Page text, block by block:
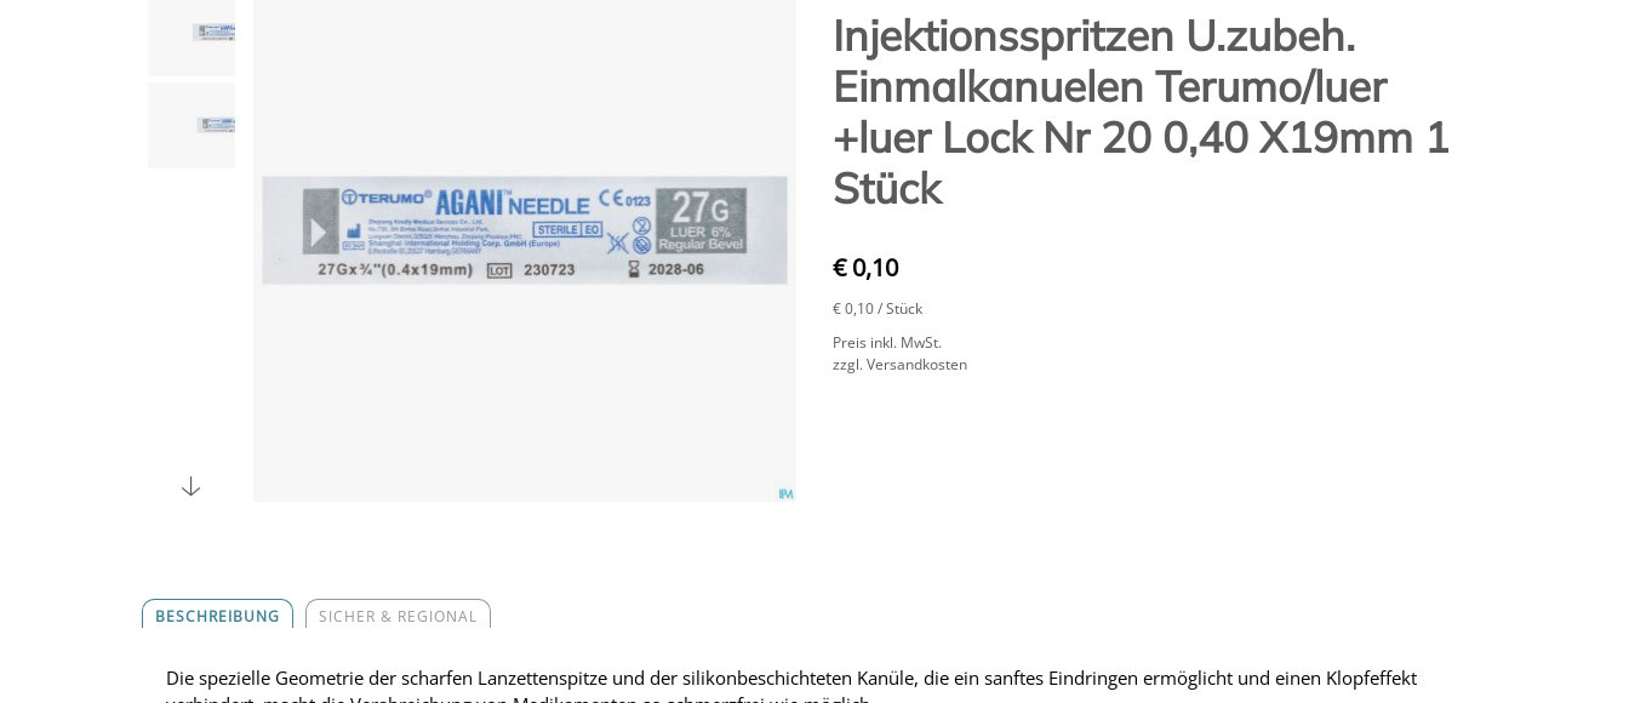
Injektionsspritzen U.zubeh.
Einmalkanuelen Terumo/luer
+luer Lock Nr 20 0,40 X19mm 1
Stück
€ 0,10
€ 0,10/ Stück
Preis inkl. MwSt.
zzgl. Versandkosten
BESCHREIBUNG SICHER & REGIONAL
Die spezielle Geometrie der scharfen Lanzettenspitze und der silikonbeschichteten Kanüle, die ein sanftes Eindringen ermöglicht und einen Klopfeffekt